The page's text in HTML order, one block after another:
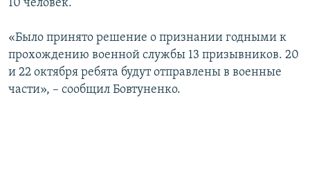
10 человек.
«Было принято решение о признании годными к
прохождению военной службы 13 призывников. 20
и 22 октября ребята будут отправлены в военные
части», – сообщил Бовтуненко.